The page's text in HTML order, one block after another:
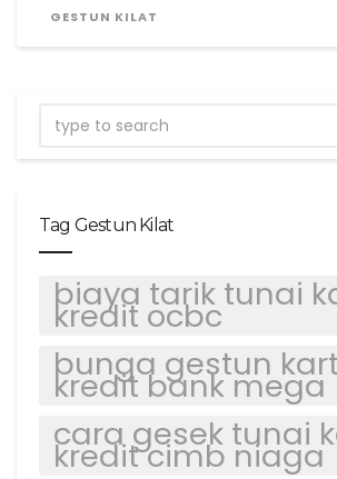
GESTUN KILAT
Tag Gestun Kilat
biaya tarik tunai
kredit ocbc
bunga gestun
kredit bank mega
cara gesek tunai
kredit cimb niaga